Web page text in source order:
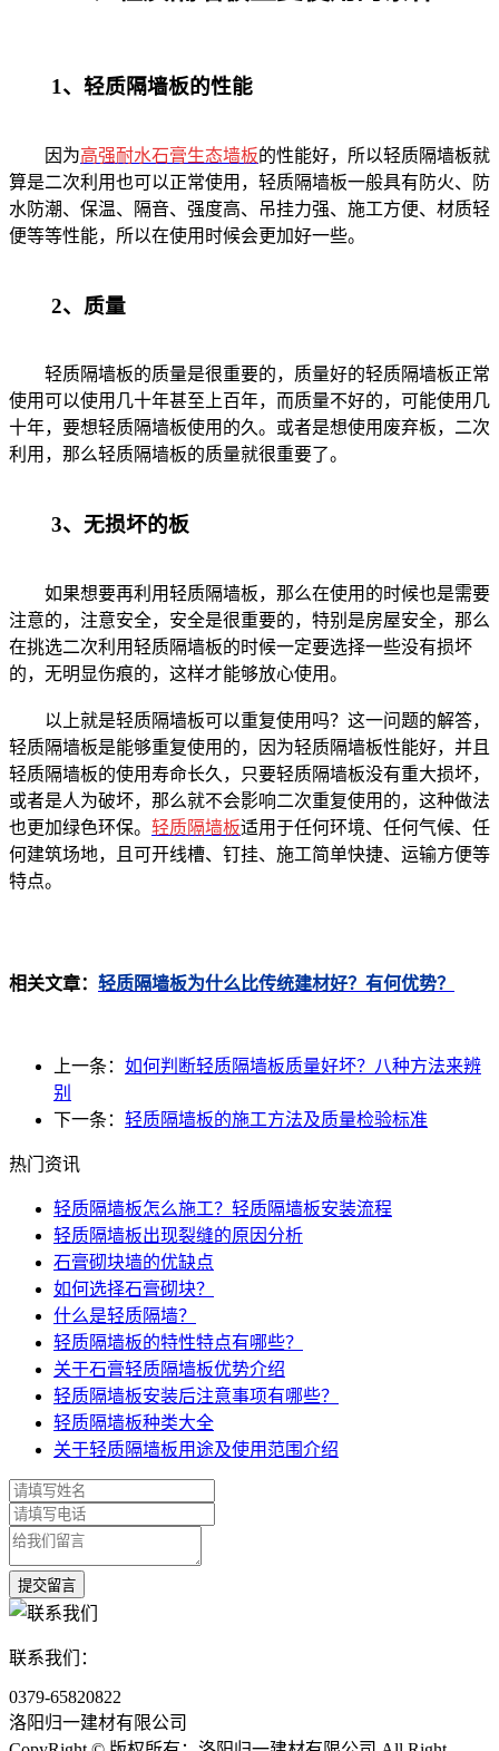
1、轻质隔墙板的性能
因为高强耐水石膏生态墙板的性能好，所以轻质隔墙板就
算是二次利用也可以正常使用，轻质隔墙板一般具有防火、防
水防潮、保温、隔音、强度高、吊挂力强、施工方便、材质轻
便等等性能，所以在使用时候会更加好一些。
2、质量
轻质隔墙板的质量是很重要的，质量好的轻质隔墙板正常
使用可以使用几十年甚至上百年，而质量不好的，可能使用几
十年，要想轻质隔墙板使用的久。或者是想使用废弃板，二次
利用，那么轻质隔墙板的质量就很重要了。
3、无损坏的板
如果想要再利用轻质隔墙板，那么在使用的时候也是需要
注意的，注意安全，安全是很重要的，特别是房屋安全，那么
在挑选二次利用轻质隔墙板的时候一定要选择一些没有损坏
的，无明显伤痕的，这样才能够放心使用。
以上就是轻质隔墙板可以重复使用吗？这一问题的解答，
轻质隔墙板是能够重复使用的，因为轻质隔墙板性能好，并且
轻质隔墙板的使用寿命长久，只要轻质隔墙板没有重大损坏，
或者是人为破坏，那么就不会影响二次重复使用的，这种做法
也更加绿色环保。 轻质隔墙板适用于任何环境、任何气候、任
何建筑场地，且可开线槽、钉挂、施工简单快捷、运输方便等
特点。
相关文章： 轻质隔墙板为什么比传统建材好？有何优势？
上一条： 如何判断轻质隔墙板质量好坏？八种方法来辨
别
下一条： 轻质隔墙板的施工方法及质量检验标准
热门资讯
轻质隔墙板怎么施工？轻质隔墙板安装流程
轻质隔墙板出现裂缝的原因分析
石膏砌块墙的优缺点
如何选择石膏砌块？
什么是轻质隔墙？
轻质隔墙板的特性特点有哪些？
关于石膏轻质隔墙板优势介绍
轻质隔墙板安装后注意事项有哪些？
轻质隔墙板种类大全
关于轻质隔墙板用途及使用范围介绍
联系我们：
0379-65820822
洛阳归一建材有限公司